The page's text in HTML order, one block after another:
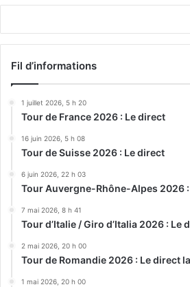
Fil d’informations
1 juillet 2026, 5 h 20
Tour de France 2026 : Le direct
16 juin 2026, 5 h 08
Tour de Suisse 2026 : Le direct
6 juin 2026, 22 h 03
Tour Auvergne-Rhône-Alpes 2026
7 mai 2026, 8 h 41
Tour d’Italie / Giro d’Italia 2026 : Le
2 mai 2026, 20 h 00
Tour de Romandie 2026 : Le direct
1 mai 2026, 20 h 00